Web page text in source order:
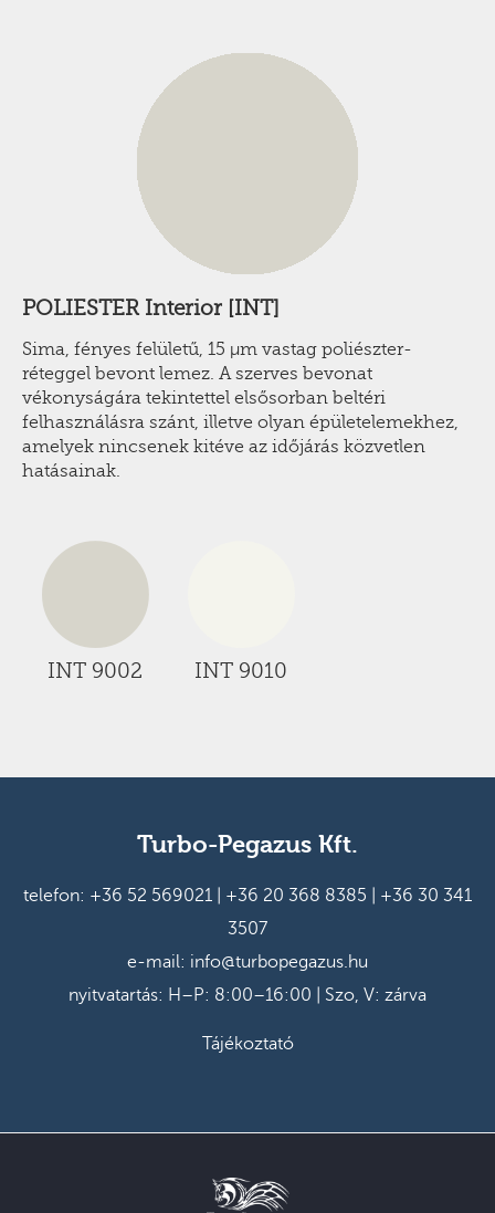
POLIESTER Interior [INT]
Sima, fényes felületű, 15 µm vastag poliészter-
réteggel bevont lemez. A szerves bevonat
vékonyságára tekintettel elsősorban beltéri
felhasználásra szánt, illetve olyan épületelemekhez,
amelyek nincsenek kitéve az időjárás közvetlen
hatásainak.
INT 9002 INT 9010
Turbo-Pegazus Kft.
telefon: +36 52 569021 +36 20 368 8385
+36 30 341
3507
e-mail: info@turbopegazus.hu
nyitvatartás: H–P: 8:00–16:00 | Szo, V: zárva
Tájékoztató